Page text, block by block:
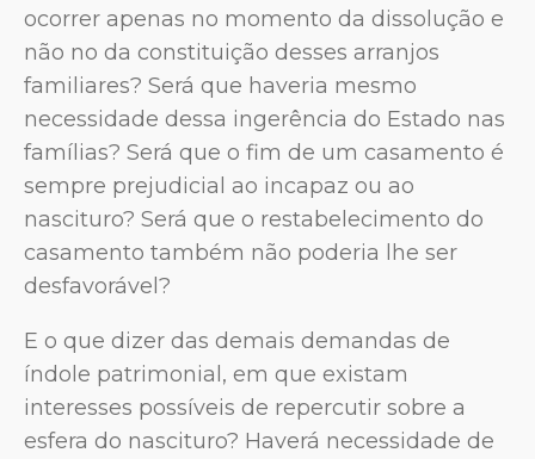
ocorrer apenas no momento da dissolução e
não no da constituição desses arranjos
familiares? Será que haveria mesmo
necessidade dessa ingerência do Estado nas
famílias? Será que o fim de um casamento é
sempre prejudicial ao incapaz ou ao
nascituro? Será que o restabelecimento do
casamento também não poderia lhe ser
desfavorável?
E o que dizer das demais demandas de
índole patrimonial, em que existam
interesses possíveis de repercutir sobre a
esfera do nascituro? Haverá necessidade de